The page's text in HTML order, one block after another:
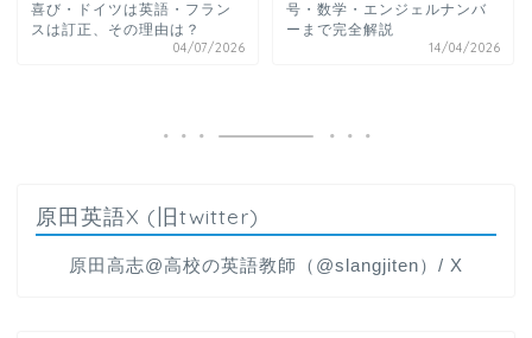
喜び・ドイツは英語・フラン
スは訂正、その理由は？
04/07/2026
号・数学・エンジェルナンバ
ーまで完全解説
14/04/2026
原田英語X (旧twitter)
原田高志@高校の英語教師（@slangjiten）/ X